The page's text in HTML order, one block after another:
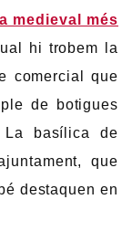
medieval més
hi trobem la
comercial que
de botigues
La basílica de
que
destaquen en